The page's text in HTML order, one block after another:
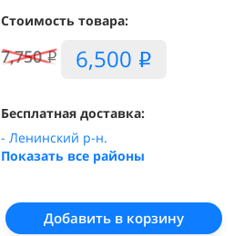
Стоимость товара:
7,750i 6,500 i
Бесплатная доставка:
- Ленинский р-н.
Показать все районы
Добавить в корзину